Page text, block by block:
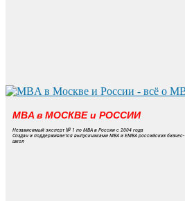
MBA в МОСКВЕ и РОССИИ
Независимый эксперт № 1 по MBA в России с 2004 года
Создан и поддерживается выпускниками MBA и EMBA российских бизнес-
школ